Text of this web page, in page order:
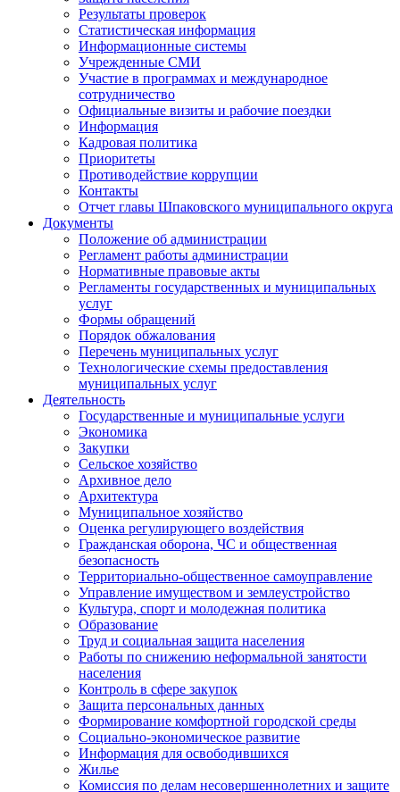
Результаты проверок
Статистическая информация
Информационные системы
Учрежденные СМИ
Участие в программах и международное
сотрудничество
Официальные визиты и рабочие поездки
Информация
Кадровая политика
Приоритеты
Противодействие коррупции
Контакты
Отчет главы Шпаковского муниципального округа
Документы
Положение об администрации
Регламент работы администрации
Нормативные правовые акты
Регламенты государственных и муниципальных
услуг
Формы обращений
Порядок обжалования
Перечень муниципальных услуг
Технологические схемы предоставления
муниципальных услуг
Деятельность
Государственные и муниципальные услуги
Экономика
Закупки
Сельское хозяйство
Архивное дело
Архитектура
Муниципальное хозяйство
Оценка регулирующего воздействия
Гражданская оборона, ЧС и общественная
безопасность
Территориально-общественное самоуправление
Управление имуществом и землеустройство
Культура, спорт и молодежная политика
Образование
Труд и социальная защита населения
Работы по снижению неформальной занятости
населения
Контроль в сфере закупок
Защита персональных данных
Формирование комфортной городской среды
Социально-экономическое развитие
Информация для освободившихся
Жилье
Комиссия по делам несовершеннолетних и защите